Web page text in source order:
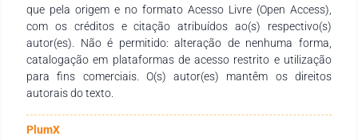
exportadores de carne suína e tem intensificado esforços
para se adequar às novas normas no que diz respeito a
criação.
que pela origem e no formato Acesso Livre (Open Access),
com os créditos e citação atribuídos ao(s) respectivo(s)
autor(es). Não é permitido: alteração de nenhuma forma,
catalogação em plataformas de acesso restrito e utilização
para fins comerciais. O(s) autor(es) mantêm os direitos
autorais do texto.
PlumX